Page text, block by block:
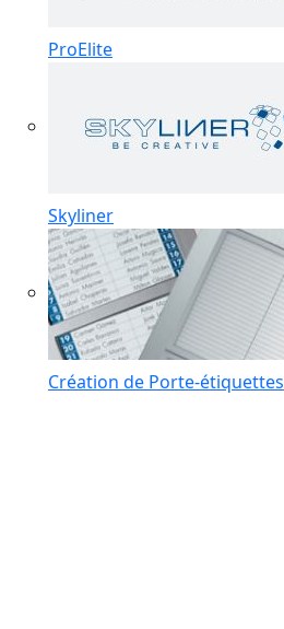
ProElite
Skyliner
Création de Porte-étiquettes